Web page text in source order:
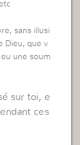
sans illusi
Dieu, que v
eu une soum
sur toi, e
ces